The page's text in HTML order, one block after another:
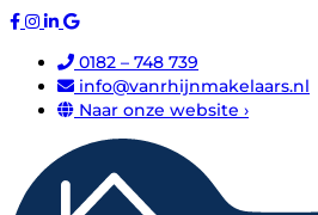
0182 – 748 739
info@vanrhijnmakelaars.nl
Naar onze website ›